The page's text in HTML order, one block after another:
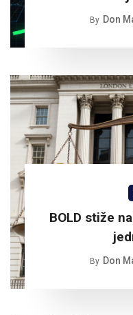
By Don
BOLD stiže
By Don